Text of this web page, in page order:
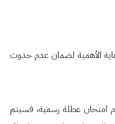
الأهمية لضمان عدم حدوث
امتحان عطلة رسمية، فسيتم